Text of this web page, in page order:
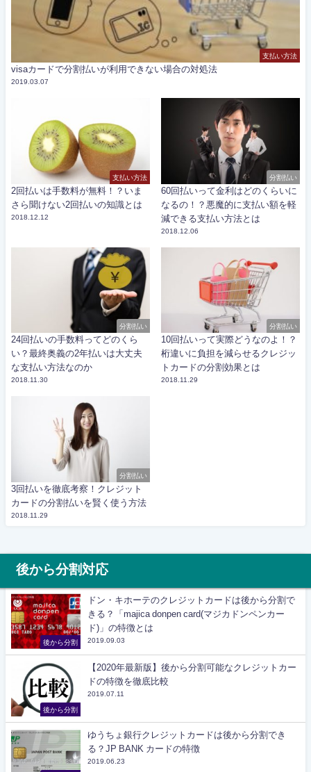
支払い方法
visaカードで分割払いが利用できない場合の対処法
2019.03.07
支払い方法
2回払いは手数料が無料！？いま
さら聞けない2回払いの知識とは
2018.12.12
分割払い
60回払いって金利はどのくらいに
なるの！？悪魔的に支払い額を軽
減できる支払い方法とは
2018.12.06
分割払い
24回払いの手数料ってどのくら
い？最終奥義の2年払いは大丈夫
な支払い方法なのか
2018.11.30
分割払い
10回払いって実際どうなのよ！？
桁違いに負担を減らせるクレジッ
トカードの分割効果とは
2018.11.29
分割払い
3回払いを徹底考察！クレジット
カードの分割払いを賢く使う方法
2018.11.29
後から分割対応
後から分割
ドン・キホーテのクレジットカードは後から分割で
きる？「majica donpen card(マジカドンペンカー
ド)」の特徴とは
2019.09.03
後から分割
【2020年最新版】後から分割可能なクレジットカー
ドの特徴を徹底比較
2019.07.11
ゆうちょ銀行クレジットカードは後から分割でき
る？JP BANK カードの特徴
2019.06.23